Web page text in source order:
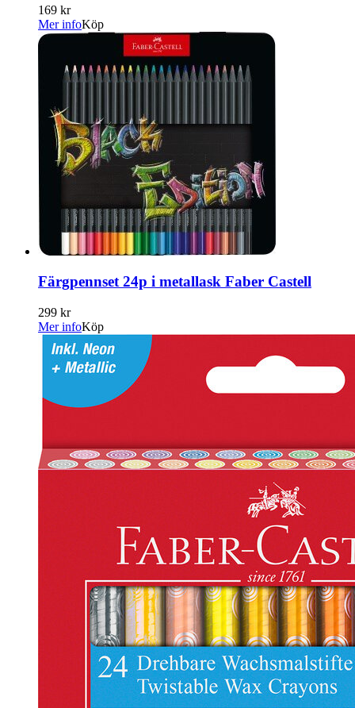
169 kr
Mer infoKöp
Färgpennset 24p i metallask Faber Castell
299 kr
Mer infoKöp